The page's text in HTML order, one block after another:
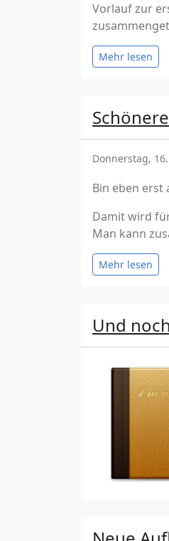
Vorlauf zur
Mehr lesen
Donnerstag,
Bin eben erst
Damit wird
Man kann
Mehr lesen
Und